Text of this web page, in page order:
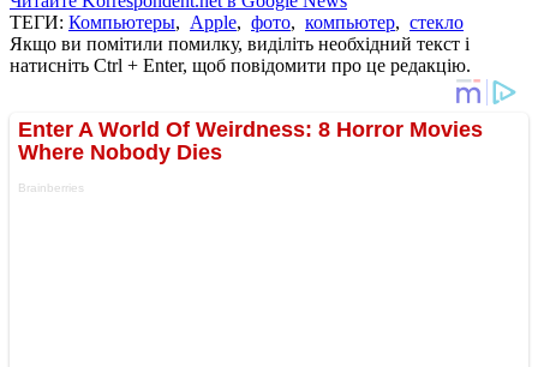
ТЕГИ: Компьютеры, Apple, фото, компьютер, стекло
Якщо ви помітили помилку, виділіть необхідний текст і
натисніть Ctrl + Enter, щоб повідомити про це редакцію.